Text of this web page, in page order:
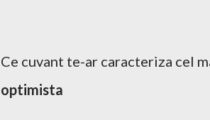
Ce cuvant te-ar caracteriza cel
optimista